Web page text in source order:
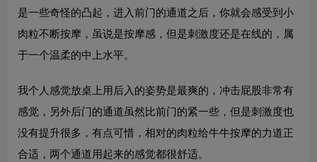
是一些奇怪的凸起，进入前门的通道之后，你就会感受到小
肉粒不断按摩，虽说是按摩感，但是刺激度还是在线的，属
于一个温柔的中上水平。
我个人感觉放桌上用后入的姿势是最爽的，冲击屁股非常有
感觉，另外后门的通道虽然比前门的紧一些，但是刺激度也
没有提升很多，有点可惜，相对的肉粒给牛牛按摩的力道正
合适，两个通道用起来的感觉都很舒适。